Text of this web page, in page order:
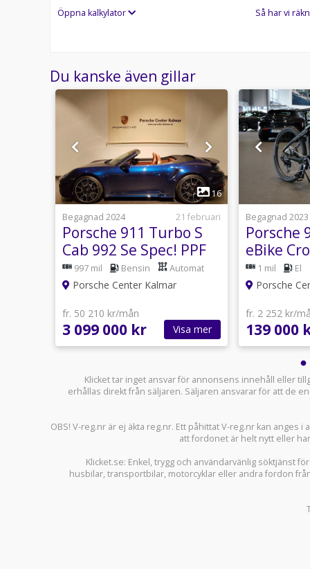
Öppna kalkylator Så har vi
Du kanske även gillar
16
Begagnad 2024
21 februari
Porsche 911 Turbo S
Cab 992 Se Spec! PPF
997 mil Porsche
Approved!
997 mil Bensin Automat
Porsche Center Kalmar
fr. 50 210 kr/mån
3 099 000 kr Visa mer
Begagnad 2023
Porsche
eBike
Oak
1 mil El
Porsche
fr. 2 252 kr/
139 000
Klicket tar inget ansvar för annonsens innehåll eller
erhållas direkt från säljaren. Säljaren ansvarar för att de
OBS! V-reg.nr är ej äkta reg.nr. Ett påhittat V-reg.nr kan
att fordonet är helt nytt eller
Klicket.se: Enkel, trygg och användarvänlig söktjänst
husbilar,transportbilar, motorcyklar eller andra fordon